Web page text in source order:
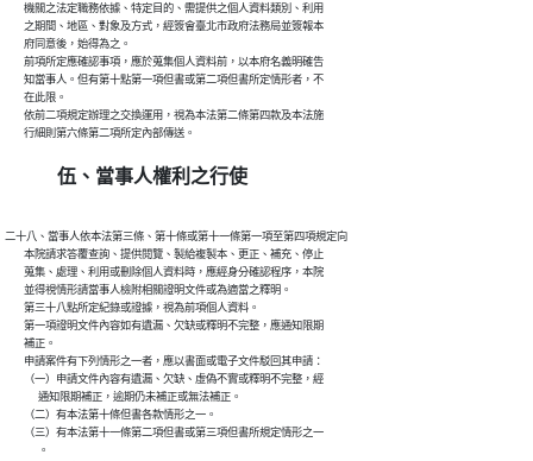
        機關之法定職務依據、特定目的、需提供之個人資料類別、利用
        之期間、地區、對象及方式，經簽會臺北市政府法務局並簽報本
        府同意後，始得為之。
        前項所定應確認事項，應於蒐集個人資料前，以本府名義明確告
        知當事人。但有第十點第一項但書或第二項但書所定情形者，不
        在此限。
        依前二項規定辦理之交換運用，視為本法第二條第四款及本法施
伍、當事人權利之行使
二十八、當事人依本法第三條、第十條或第十一條第一項至第四項規定向
        本院請求答覆查詢、提供閱覽、製給複製本、更正、補充、停止
        蒐集、處理、利用或刪除個人資料時，應經身分確認程序，本院
        並得視情形請當事人檢附相關證明文件或為適當之釋明。
        第三十八點所定紀錄或證據，視為前項個人資料。
        第一項證明文件內容如有遺漏、欠缺或釋明不完整，應通知限期
        補正。
        申請案件有下列情形之一者，應以書面或電子文件駁回其申請：
        （一）申請文件內容有遺漏、欠缺、虛偽不實或釋明不完整，經
              通知限期補正，逾期仍未補正或無法補正。
        （二）有本法第十條但書各款情形之一。
        （三）有本法第十一條第二項但書或第三項但書所規定情形之一
              。